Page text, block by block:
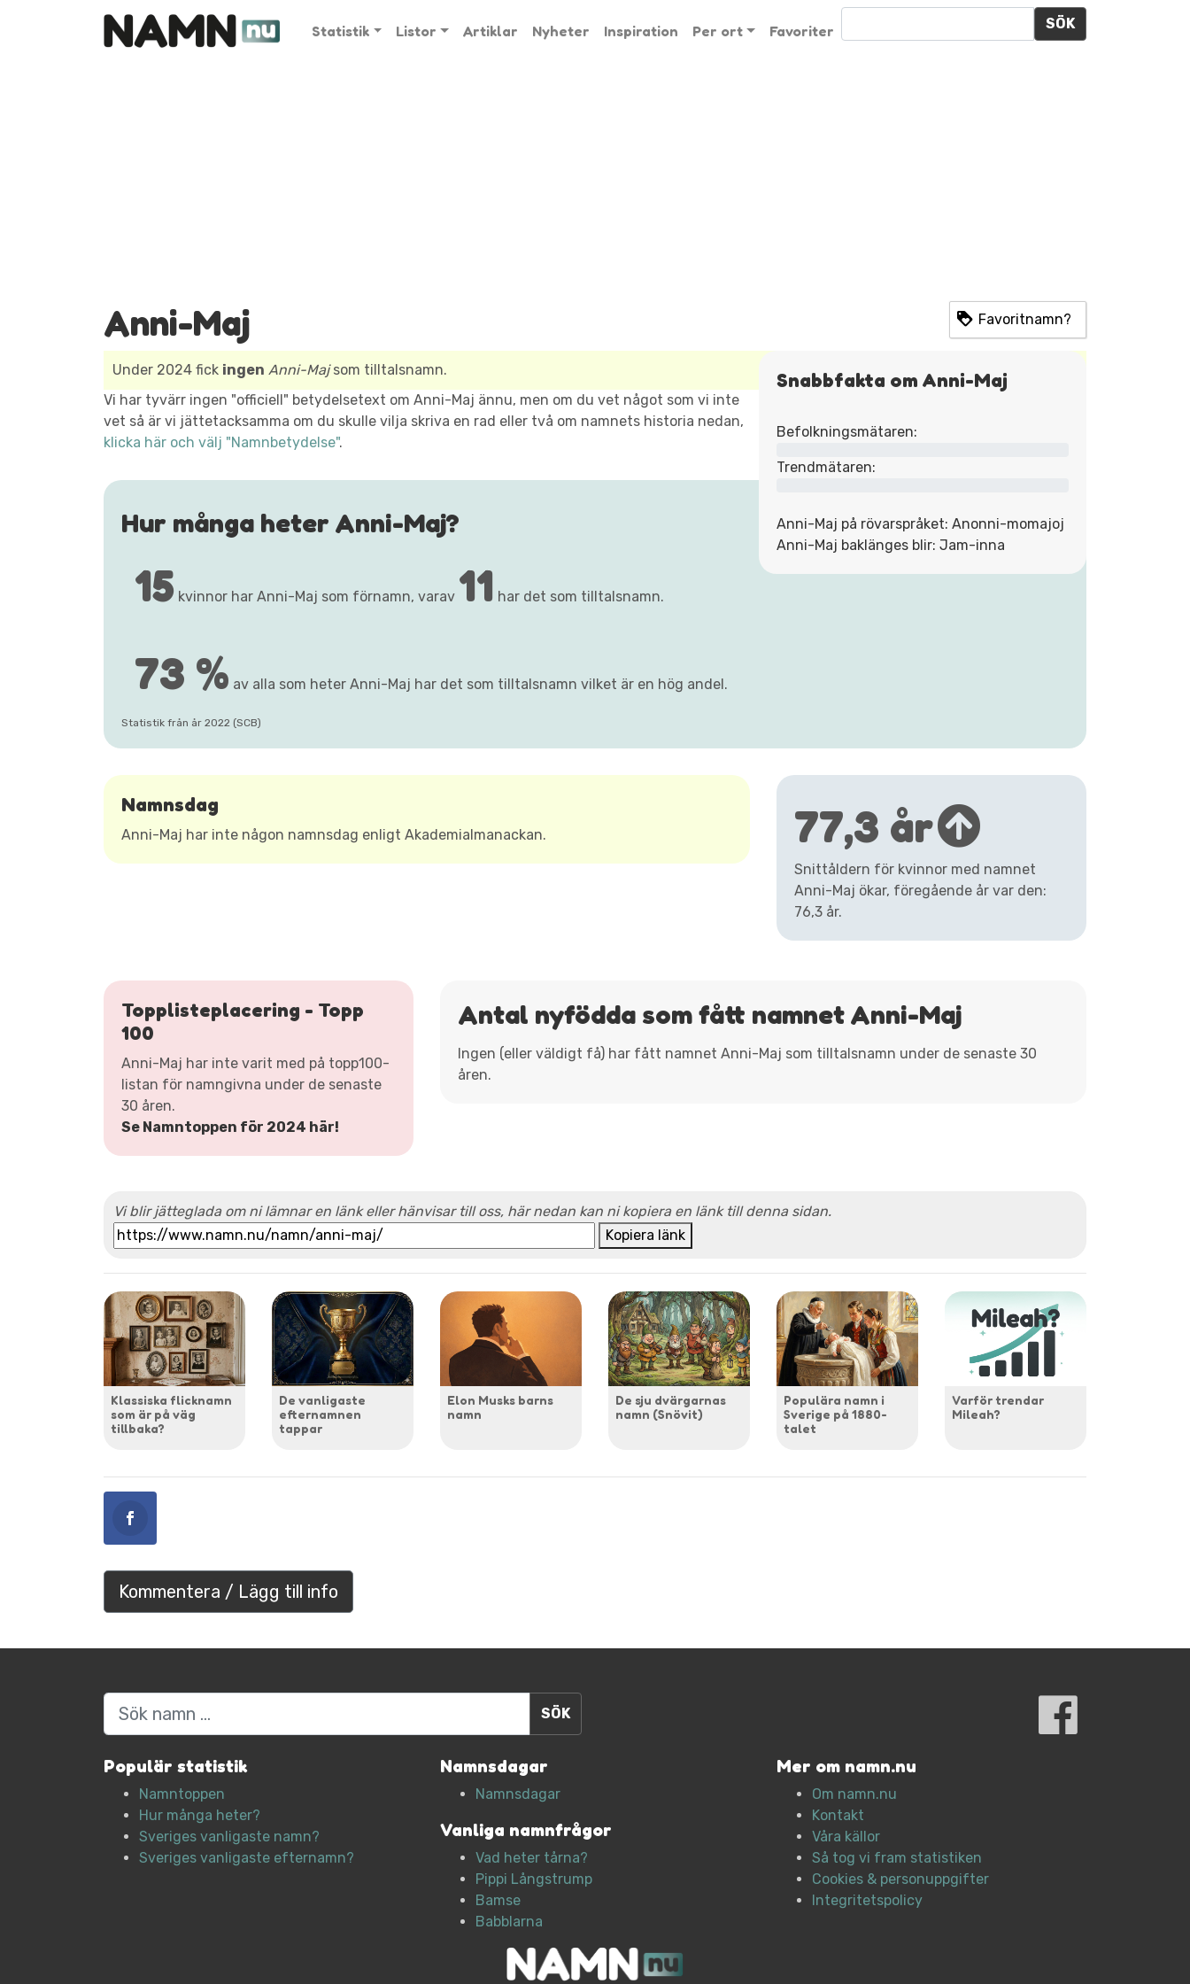
Statistik Listor Artiklar Nyheter Inspiration Per ort Favoriter SÖK
Anni-Maj Favoritnamn?
Snabbfakta om Anni-Maj
Befolkningsmätaren:
Trendmätaren:
Anni-Maj på rövarspråket: Anonni-momajoj
Anni-Maj baklänges blir: Jam-inna
Under 2024 fick ingen Anni-Majsom tilltalsnamn.
Vi har tyvärr ingen "officiell" betydelsetext om Anni-Maj ännu, men om du vet något som vi inte
vet så är vi jättetacksamma om du skulle vilja skriva en rad eller två om namnets historia nedan,
klicka här och välj "Namnbetydelse".
Hur många heter Anni-Maj?
15 kvinnor har Anni-Maj som förnamn, varav 11 har det som tilltalsnamn.
73 % av alla som heter Anni-Maj har det som tilltalsnamn vilket är en hög andel.
Statistik från år 2022 (SCB)
Namnsdag
Anni-Maj har inte någon namnsdag enligt Akademialmanackan. 77,3 år
Snittåldern för kvinnor med namnet
Anni-Maj ökar, föregående år var den:
76,3 år.
Topplisteplacering - Topp
100
Anni-Maj har inte varit med på topp100-
listan för namngivna under de senaste
30 åren.
Se Namntoppen för 2024 här!
Antal nyfödda som fått namnet Anni-Maj
Ingen (eller väldigt få) har fått namnet Anni-Maj som tilltalsnamn under de senaste 30
åren.
Vi blir jätteglada om ni lämnar en länk eller hänvisar till oss, här nedan kan ni kopiera en länk till denna sidan.
Kopiera länk
Klassiska flicknamn
som är på väg
tillbaka?
De vanligaste
efternamnen
tappar
Elon Musks barns
namn
De sju dvärgarnas
namn (Snövit)
Populära namn i
Sverige på 1880-
talet
Varför trendar
Mileah?
Kommentera / Lägg till info
Sök
Populär statistik
Namntoppen
Hur många heter?
Sveriges vanligaste namn?
Sveriges vanligaste efternamn?
Namnsdagar
Namnsdagar
Vanliga namnfrågor
Vad heter tårna?
Pippi Långstrump
Bamse
Babblarna
Mer om namn.nu
Om namn.nu
Kontakt
Våra källor
Så tog vi fram statistiken
Cookies & personuppgifter
Integritetspolicy